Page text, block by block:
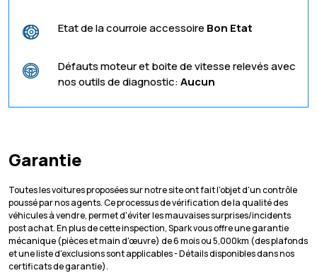
Etat de la courroie accessoire Bon Etat
Défauts moteur et boite de vitesse relevés avec
nos outils de diagnostic:Aucun
Garantie
Toutes les voitures proposées sur notre site ont fait l'objet d'un contrôle
poussé par nos agents. Ce processus de vérification de la qualité des
véhicules à vendre, permet d'éviter les mauvaises surprises/incidents
post achat. En plus de cette inspection, Spark vous offre une garantie
mécanique (pièces et main d'œuvre) de 6 mois ou 5,000km (des plafonds
et une liste d'exclusions sont applicables - Détails disponibles dans nos
certificats de garantie).